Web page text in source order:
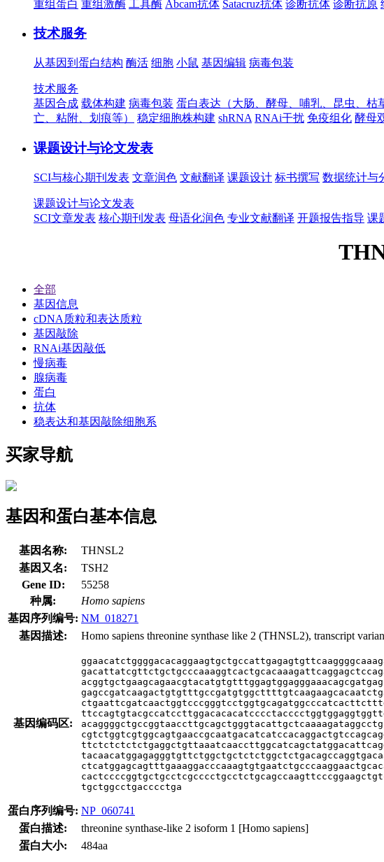
重组蛋白 重组激酶 工具酶 Abcam抗体 Satacruz抗体 诊断抗体 诊断抗原
技术服务
从基因到蛋白结构 酶活 细胞 小鼠 基因编辑 病毒包装
技术服务
基因合成 载体构建 病毒包装 蛋白表达（大肠、酵母、哺乳、昆虫、枯
亡、粘附、划痕等）
稳定细胞株构建 shRNA RNAi干扰 免疫组化 酵母
课题设计与论文发表
SCI与核心期刊发表 文章润色 文献翻译 课题设计 标书撰写 数据统计与
课题设计与论文发表
SCI文章发表 核心期刊发表 母语化润色 专业文献翻译 开题报告指导 课
全部
基因信息
cDNA质粒和表达质粒
基因敲除
RNAi基因敲低
慢病毒
腺病毒
蛋白
抗体
稳表达和基因敲除细胞系
买家导航
基因和蛋白基本信息
基因名称:
THNSL2
基因又名:
TSH2
Gene ID:
55258
种属:
Homo sapiens
基因序列编号: NM_018271
基因描述:
Homo sapiens threonine synthase like 2 (THNSL2), transcript
基因编码区:
tgctggcctgacccctga
蛋白序列编号: NP_060741
蛋白描述:
threonine synthase-like 2 isoform 1 [Homo sapiens]
蛋白大小:
484aa